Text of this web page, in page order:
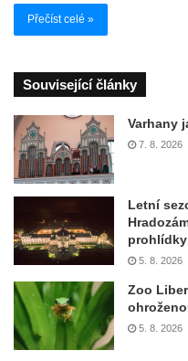
Přečíst celé »
Související články
Varhany
7. 8. 2026
Letní
5. 8. 2026
Zoo
5. 8. 2026